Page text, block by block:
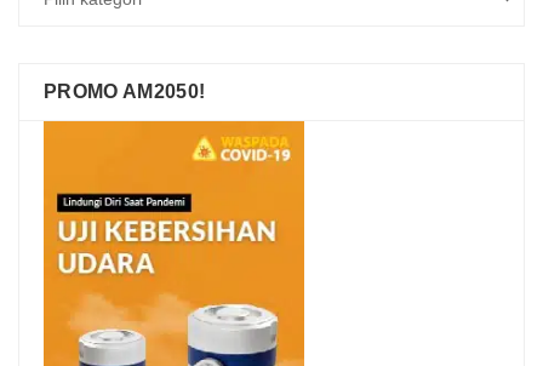
PROMO AM2050!